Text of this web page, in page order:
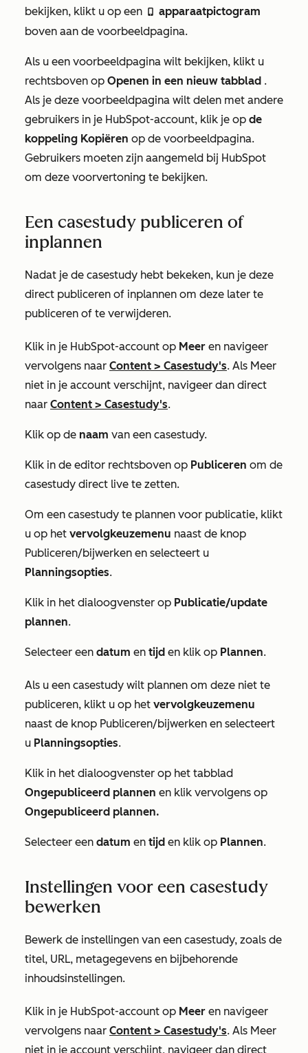
bekijken, klikt u op een mobile apparaatpictogram
boven aan de voorbeeldpagina.
Als u een voorbeeldpagina wilt bekijken, klikt u
rechtsboven op Openen in een nieuw tabblad .
Als je deze voorbeeldpagina wilt delen met andere
gebruikers in je HubSpot-account, klik je op de
koppeling Kopiëren op de voorbeeldpagina.
Gebruikers moeten zijn aangemeld bij HubSpot
om deze voorvertoning te bekijken.
Een casestudy publiceren of
inplannen
Nadat je de casestudy hebt bekeken, kun je deze
direct publiceren of inplannen om deze later te
publiceren of te verwijderen.
Klik in je HubSpot-account op Meer en navigeer
vervolgens naar Content > Casestudy's. Als Meer
niet in je account verschijnt, navigeer dan direct
naar Content > Casestudy's.
Klik op de naam van een casestudy.
Klik in de editor rechtsboven op Publiceren om de
casestudy direct live te zetten.
Om een casestudy te plannen voor publicatie, klikt
u op het vervolgkeuzemenu naast de knop
Publiceren/bijwerken en selecteert u
Planningsopties.
Klik in het dialoogvenster op Publicatie/update
plannen.
Selecteer een datum en tijd en klik op Plannen.
Als u een casestudy wilt plannen om deze niet te
publiceren, klikt u op het vervolgkeuzemenu
naast de knop Publiceren/bijwerken en selecteert
u Planningsopties.
Klik in het dialoogvenster op het tabblad
Ongepubliceerd plannen en klik vervolgens op
Ongepubliceerd plannen.
Selecteer een datum en tijd en klik op Plannen.
Instellingen voor een casestudy
bewerken
Bewerk de instellingen van een casestudy, zoals de
titel, URL, metagegevens en bijbehorende
inhoudsinstellingen.
Klik in je HubSpot-account op Meer en navigeer
vervolgens naar Content > Casestudy's. Als Meer
niet in je account verschijnt, navigeer dan direct